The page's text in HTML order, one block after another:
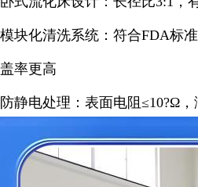
模块化清洗系统：符合FDA标
盖率更高
防静电处理：表面电阻≤10?Ω